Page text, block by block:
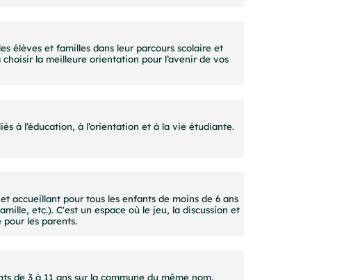
élèves et familles dans leur parcours scolaire et
la meilleure orientation pour l’avenir de vos
à l’éducation, à l’orientation et à la vie étudiante.
accueillant pour tous les enfants de moins de 6 ans
etc.). C'est un espace où le jeu, la discussion et
les parents.
de 3 à 11 ans sur la commune du même nom.